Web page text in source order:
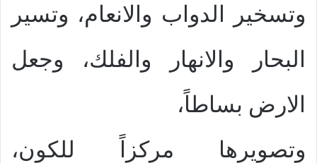
وتسخير الدواب والانعام، وتسير
البحار والانهار والفلك، وجعل
الارض بساطاً،
وتصويرها مركزاً للكون،